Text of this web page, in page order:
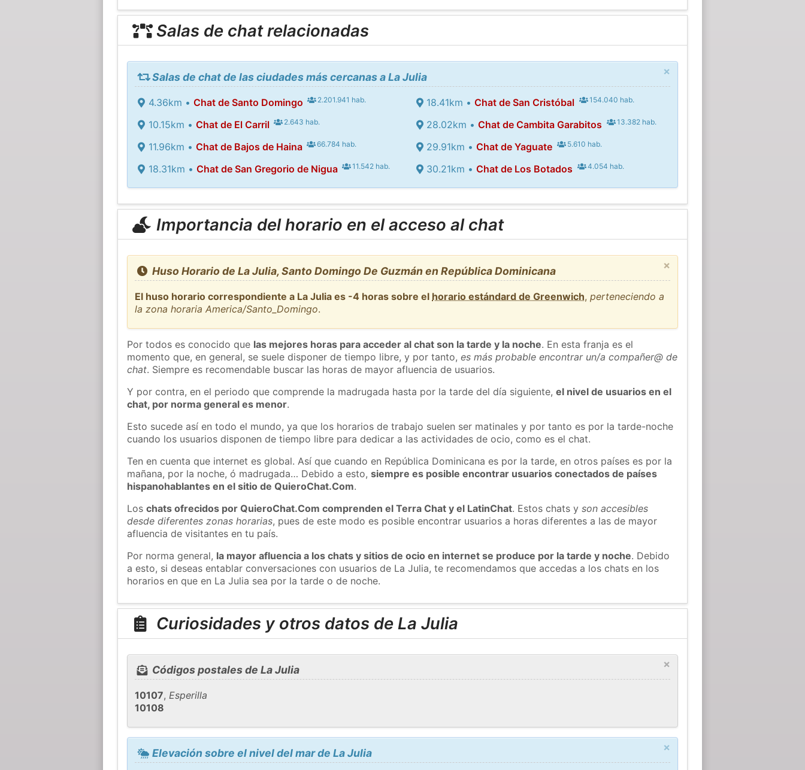
Salas de chat relacionadas
×
Salas de chat de las ciudades más cercanas a La Julia
4.36km • Chat de Santo Domingo 2.201.941 hab.
10.15km • Chat de El Carril 2.643 hab.
11.96km • Chat de Bajos de Haina 66.784 hab.
18.31km • Chat de San Gregorio de Nigua 11.542 hab.
18.41km •Chat de San Cristóbal 154.040 hab.
28.02km •Chat de Cambita Garabitos 13.382 hab.
29.91km •Chat de Yaguate 5.610 hab.
30.21km •Chat de Los Botados 4.054 hab.
Importancia del horario en el acceso al chat
×
Huso Horario de La Julia, Santo Domingo De Guzmán en República Dominicana
El huso horario correspondiente a La Julia es -4 horas sobre el horario estándard de Greenwich,perteneciendo a
la zona horaria America/Santo_Domingo.
Por todos es conocido que las mejores horas para acceder al chat son la tarde y la noche. En esta franja es el
momento que, en general, se suele disponer de tiempo libre, y por tanto,es más probable encontrar un/a compañer@ de
chat. Siempre es recomendable buscar las horas de mayor afluencia de usuarios.
Y por contra, en el periodo que comprende la madrugada hasta por la tarde del día siguiente,el nivel de usuarios en el
chat, por norma general es menor.
Esto sucede así en todo el mundo, ya que los horarios de trabajo suelen ser matinales y por tanto es por la tarde-noche
cuando los usuarios disponen de tiempo libre para dedicar a las actividades de ocio, como es el chat.
Ten en cuenta que internet es global. Así que cuando en República Dominicana es por la tarde, en otros países es por la
mañana, por la noche, ó madrugada… Debido a esto,siempre es posible encontrar usuarios conectados de países
hispanohablantes en el sitio de QuieroChat.Com.
Loschats ofrecidos por QuieroChat.Com comprenden el Terra Chat y el LatinChat. Estos chats yson accesibles
desde diferentes zonas horarias, pues de este modo es posible encontrar usuarios a horas diferentes a las de mayor
afluencia de visitantes en tu país.
Por norma general, la mayor afluencia a los chats y sitios de ocio en internet se produce por la tarde y noche. Debido
a esto, si deseas entablar conversaciones con usuarios de La Julia, te recomendamos que accedas a los chats en los
horarios en que en La Julia sea por la tarde o de noche.
Curiosidades y otros datos de La Julia
×
Códigos postales de La Julia
10107,Esperilla
10108
×
Elevación sobre el nivel del mar de La Julia